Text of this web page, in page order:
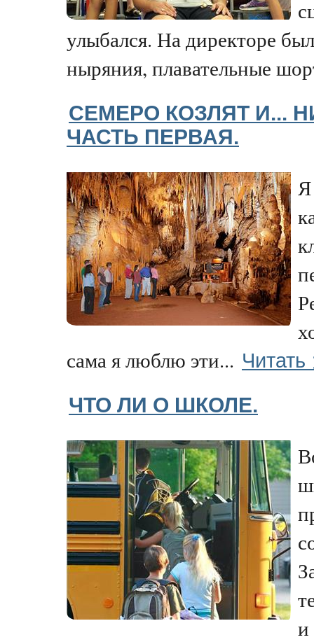
улыбался. На директоре
ныряния, плавательные
СЕМЕРО КОЗЛЯТ И...
ЧАСТЬ ПЕРВАЯ.
Я
сама я люблю эти... Читать
ЧТО ЛИ О ШКОЛЕ.
и